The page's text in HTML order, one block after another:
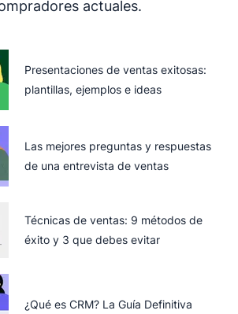
actuales.
Presentaciones de ventas exitosas:
plantillas, ejemplos e ideas
Las mejores preguntas y respuestas
de una entrevista de ventas
Técnicas de ventas: 9 métodos de
éxito y 3 que debes evitar
¿Qué es CRM? La Guía Definitiva